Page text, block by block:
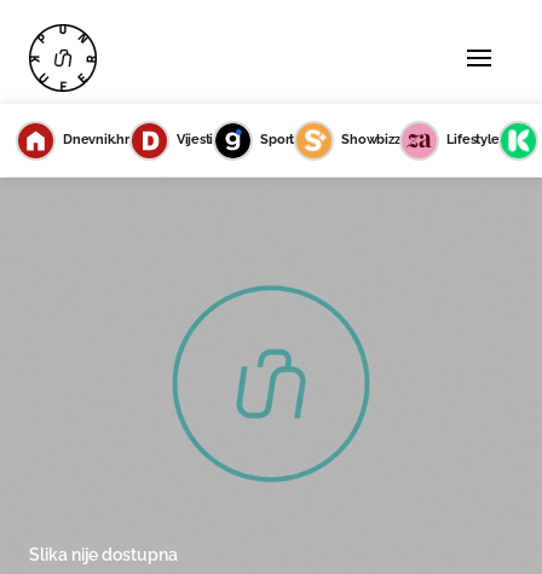
Dnevnik.hr Vijesti Sport Showbizz Lifestyle
Slika nije dostupna